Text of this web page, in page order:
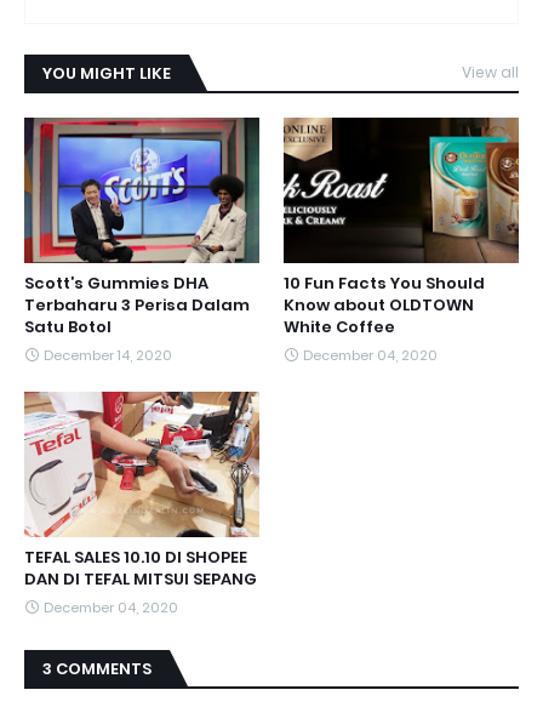
YOU MIGHT LIKE View all
Scott’s Gummies DHA
Terbaharu 3 Perisa Dalam
Satu Botol
December 14, 2020
10 Fun Facts You Should
Know about OLDTOWN
White Coffee
December 04, 2020
TEFAL SALES 10.10 DI SHOPEE
DAN DI TEFAL MITSUI SEPANG
December 04, 2020
3 COMMENTS